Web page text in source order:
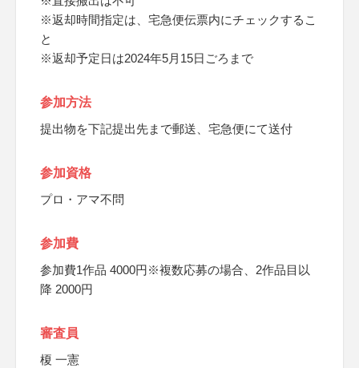
※返却時間指定は、宅急便伝票内にチェックするこ
と
※返却予定日は2024年5月15日ごろまで
参加方法
提出物を下記提出先まで郵送、宅急便にて送付
参加資格
プロ・アマ不問
参加費
参加費1作品 4000円※複数応募の場合、2作品目以
降 2000円
審査員
榎 一憲